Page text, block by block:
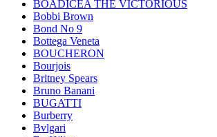
BOADICEA THE VICTORIOUS
Bobbi Brown
Bond No 9
Bottega Veneta
BOUCHERON
Bourjois
Britney Spears
Bruno Banani
BUGATTI
Burberry
Bvlgari